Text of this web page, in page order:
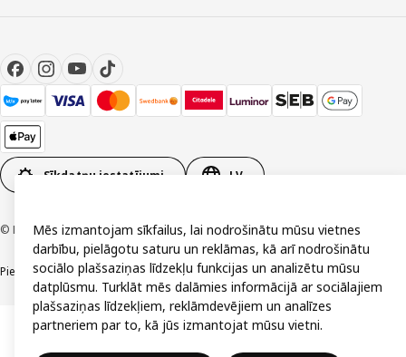
Sīkdatņu iestatījumi LV
© Inter IKEA Systems B.V. 1999-2026
PiekļūstamībaVispārīgi noteikumiPrivātuma un sīkdatņu politika Kontakti
Mēs izmantojam sīkfailus, lai nodrošinātu mūsu vietnes
darbību, pielāgotu saturu un reklāmas, kā arī nodrošinātu
sociālo plašsaziņas līdzekļu funkcijas un analizētu mūsu
datplūsmu. Turklāt mēs dalāmies informācijā ar sociālajiem
plašsaziņas līdzekļiem, reklāmdevējiem un analīzes
partneriem par to, kā jūs izmantojat mūsu vietni.